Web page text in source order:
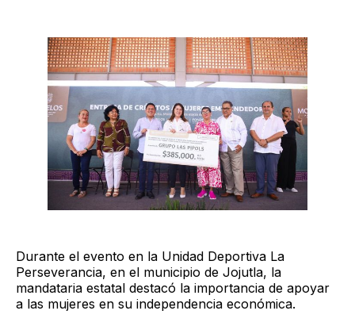
Durante el evento en la Unidad Deportiva La
Perseverancia, en el municipio de Jojutla, la
mandataria estatal destacó la importancia de apoyar
a las mujeres en su independencia económica.